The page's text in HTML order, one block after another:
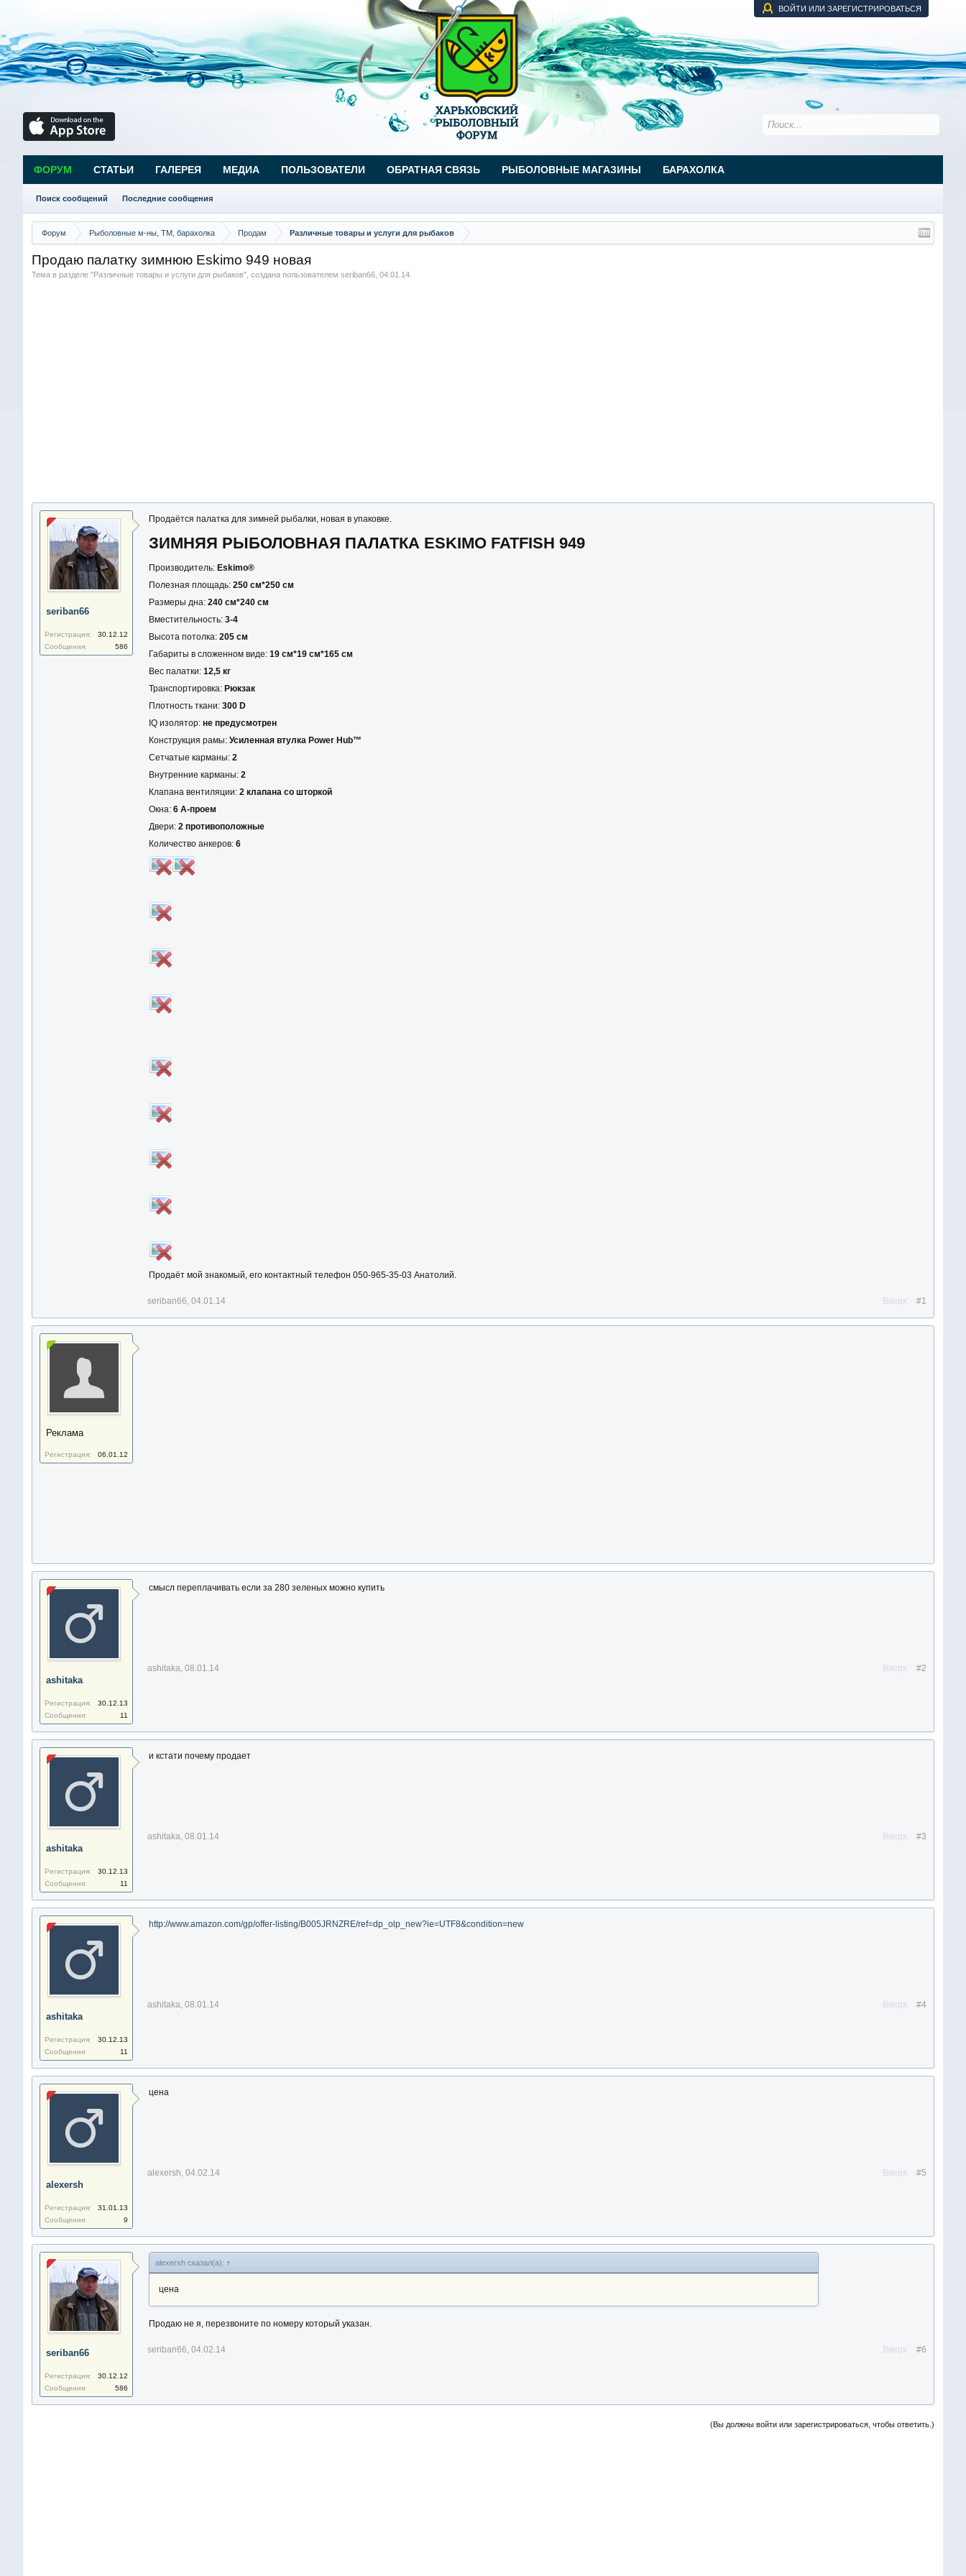
ВОЙТИ ИЛИ ЗАРЕГИСТРИРОВАТЬСЯ
Форум Рыболовные м-ны, ТМ, барахолка Продам Различные товары и услуги для рыбаков
Продаю палатку зимнюю Eskimo 949 новая
Тема в разделе "Различные товары и услуги для рыбаков", создана пользователем seriban66, 04.01.14.
seriban66
Регистрация:
30.12.12
Сообщения:
586
Продаётся палатка для зимней рыбалки, новая в упаковке.
ЗИМНЯЯ РЫБОЛОВНАЯ ПАЛАТКА ESKIMO FATFISH 949
Производитель:Eskimo®
Полезная площадь:250 см*250 см
Размеры дна:240 см*240 см
Вместительность:3-4
Высота потолка:205 см
Габариты в сложенном виде:19 см*19 см*165 см
Вес палатки:12,5 кг
Транспортировка:Рюкзак
Плотность ткани:300 D
IQ изолятор:не предусмотрен
Конструкция рамы:Усиленная втулка Power Hub™
Сетчатые карманы:2
Внутренние карманы:2
Клапана вентиляции:2 клапана со шторкой
Окна:6 A-проем
Двери:2 противоположные
Количество анкеров:6
Продаёт мой знакомый, его контактный телефон 050-965-35-03 Анатолий.
seriban66, 04.01.14 #1
Вверх
Реклама
Регистрация: 06.01.12
ashitaka
Регистрация:
30.12.13
Сообщения:
11
смысл переплачивать если за 280 зеленых можно купить
ashitaka, 08.01.14 #2
Вверх
ashitaka
Регистрация:
30.12.13
Сообщения:
11
и кстати почему продает
ashitaka, 08.01.14 #3
Вверх
ashitaka
Регистрация:
30.12.13
Сообщения:
11
http://www.amazon.com/gp/offer-listing/B005JRNZRE/ref=dp_olp_new?ie=UTF8&condition=new
ashitaka, 08.01.14 #4
Вверх
alexersh
Регистрация:
31.01.13
Сообщения:
9
цена
alexersh, 04.02.14 #5
Вверх
seriban66
Регистрация:
30.12.12
Сообщения:
586
alexersh сказал(а): ↑
цена
Продаю не я, перезвоните по номеру который указан.
seriban66, 04.02.14 #6
Вверх
(Вы должны войти или зарегистрироваться, чтобы ответить.)
ФОРУМ
Поиск сообщений Последние сообщения
СТАТЬИ ГАЛЕРЕЯ МЕДИА ПОЛЬЗОВАТЕЛИ ОБРАТНАЯ СВЯЗЬ РЫБОЛОВНЫЕ МАГАЗИНЫ БАРАХОЛКА